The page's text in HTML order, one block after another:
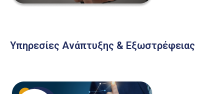
Υπηρεσίες Ανάπτυξης & Εξωστρέφειας